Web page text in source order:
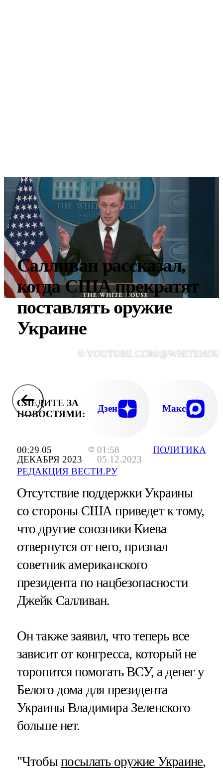
00:29 05
ДЕКАБРЯ 2023
01:58
05.12.2023
РЕДАКЦИЯ ВЕСТИ.РУ
ПОЛИТИКА
Салливан рассказал,
когда США прекратят
поставлять оружие
Украине
© YOUTUBE.COM/
СЛЕДИТЕ ЗА
НОВОСТЯМИ:
Дзен Макс
Отсутствие поддержки Украины
со стороны США приведет к тому,
что другие союзники Киева
отвернутся от него, признал
советник американского
президента по нацбезопасности
Джейк Салливан.
Он также заявил, что теперь все
зависит от конгресса, который не
торопится помогать ВСУ, а денег у
Белого дома для президента
Украины Владимира Зеленского
больше нет.
"Чтобыпосылать оружие Украине,